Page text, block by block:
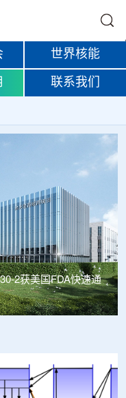
世界核能
联系我们
2获美国FDA快速通